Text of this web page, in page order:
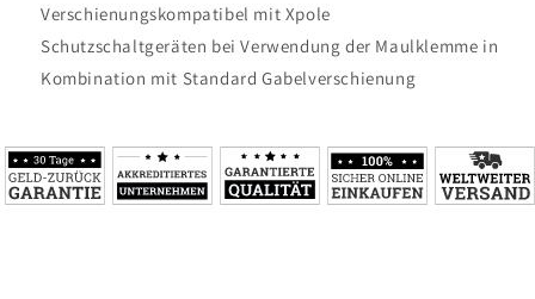
Verschienungskompatibel mit Xpole
Schutzschaltgeräten bei Verwendung der Maulklemme in
Kombination mit Standard Gabelverschienung